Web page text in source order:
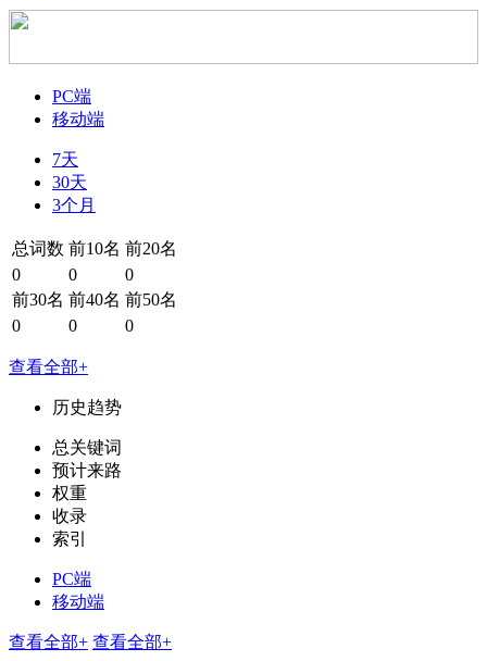
PC端
移动端
7天
30天
3个月
总词数 前10名 前20名
0
0
0
前30名 前40名 前50名
0
0 0
查看全部+
历史趋势
总关键词
预计来路
权重
收录
索引
PC端
移动端
查看全部+ 查看全部+